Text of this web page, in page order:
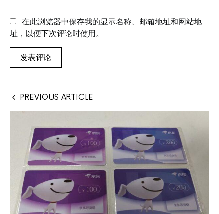
在此浏览器中保存我的显示名称、邮箱地址和网站地
址，以便下次评论时使用。
PREVIOUS ARTICLE